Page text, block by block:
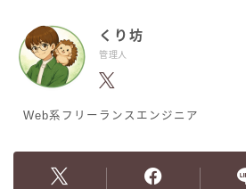
くり坊
管理人
Web系フリーランスエンジニア